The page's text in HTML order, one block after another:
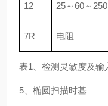
12 25～60～
7R 电阻
表1、检测灵敏度及输
5、椭圆扫描时基